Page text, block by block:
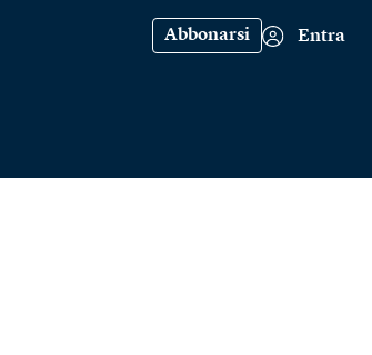
Abbonarsi Entra